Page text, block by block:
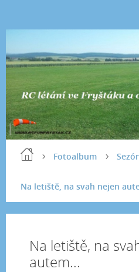
Fotoalbum
Na letiště, na svah nejen
Na letiště, na
autem...